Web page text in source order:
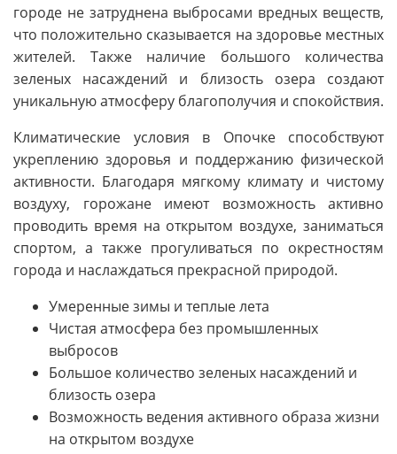
городе не затруднена выбросами вредных веществ,
что положительно сказывается на здоровье местных
жителей. Также наличие большого количества
зеленых насаждений и близость озера создают
уникальную атмосферу благополучия и спокойствия.
Климатические условия в Опочке способствуют
укреплению здоровья и поддержанию физической
активности. Благодаря мягкому климату и чистому
воздуху, горожане имеют возможность активно
проводить время на открытом воздухе, заниматься
спортом, а также прогуливаться по окрестностям
города и наслаждаться прекрасной природой.
Умеренные зимы и теплые лета
Чистая атмосфера без промышленных
выбросов
Большое количество зеленых насаждений и
близость озера
Возможность ведения активного образа жизни
на открытом воздухе